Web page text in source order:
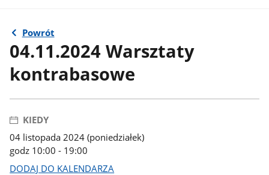
Powrót
04.11.2024 Warsztaty
kontrabasowe
KIEDY
04 listopada 2024 (poniedziałek)
godz 10:00 - 19:00
DODAJ DO KALENDARZA